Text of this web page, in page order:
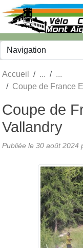
Accueil
Coupe de France
Coupe de
Vallandry
Publiée le 30 août 2024
Panneau de gestion